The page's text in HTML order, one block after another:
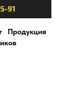
Продукция